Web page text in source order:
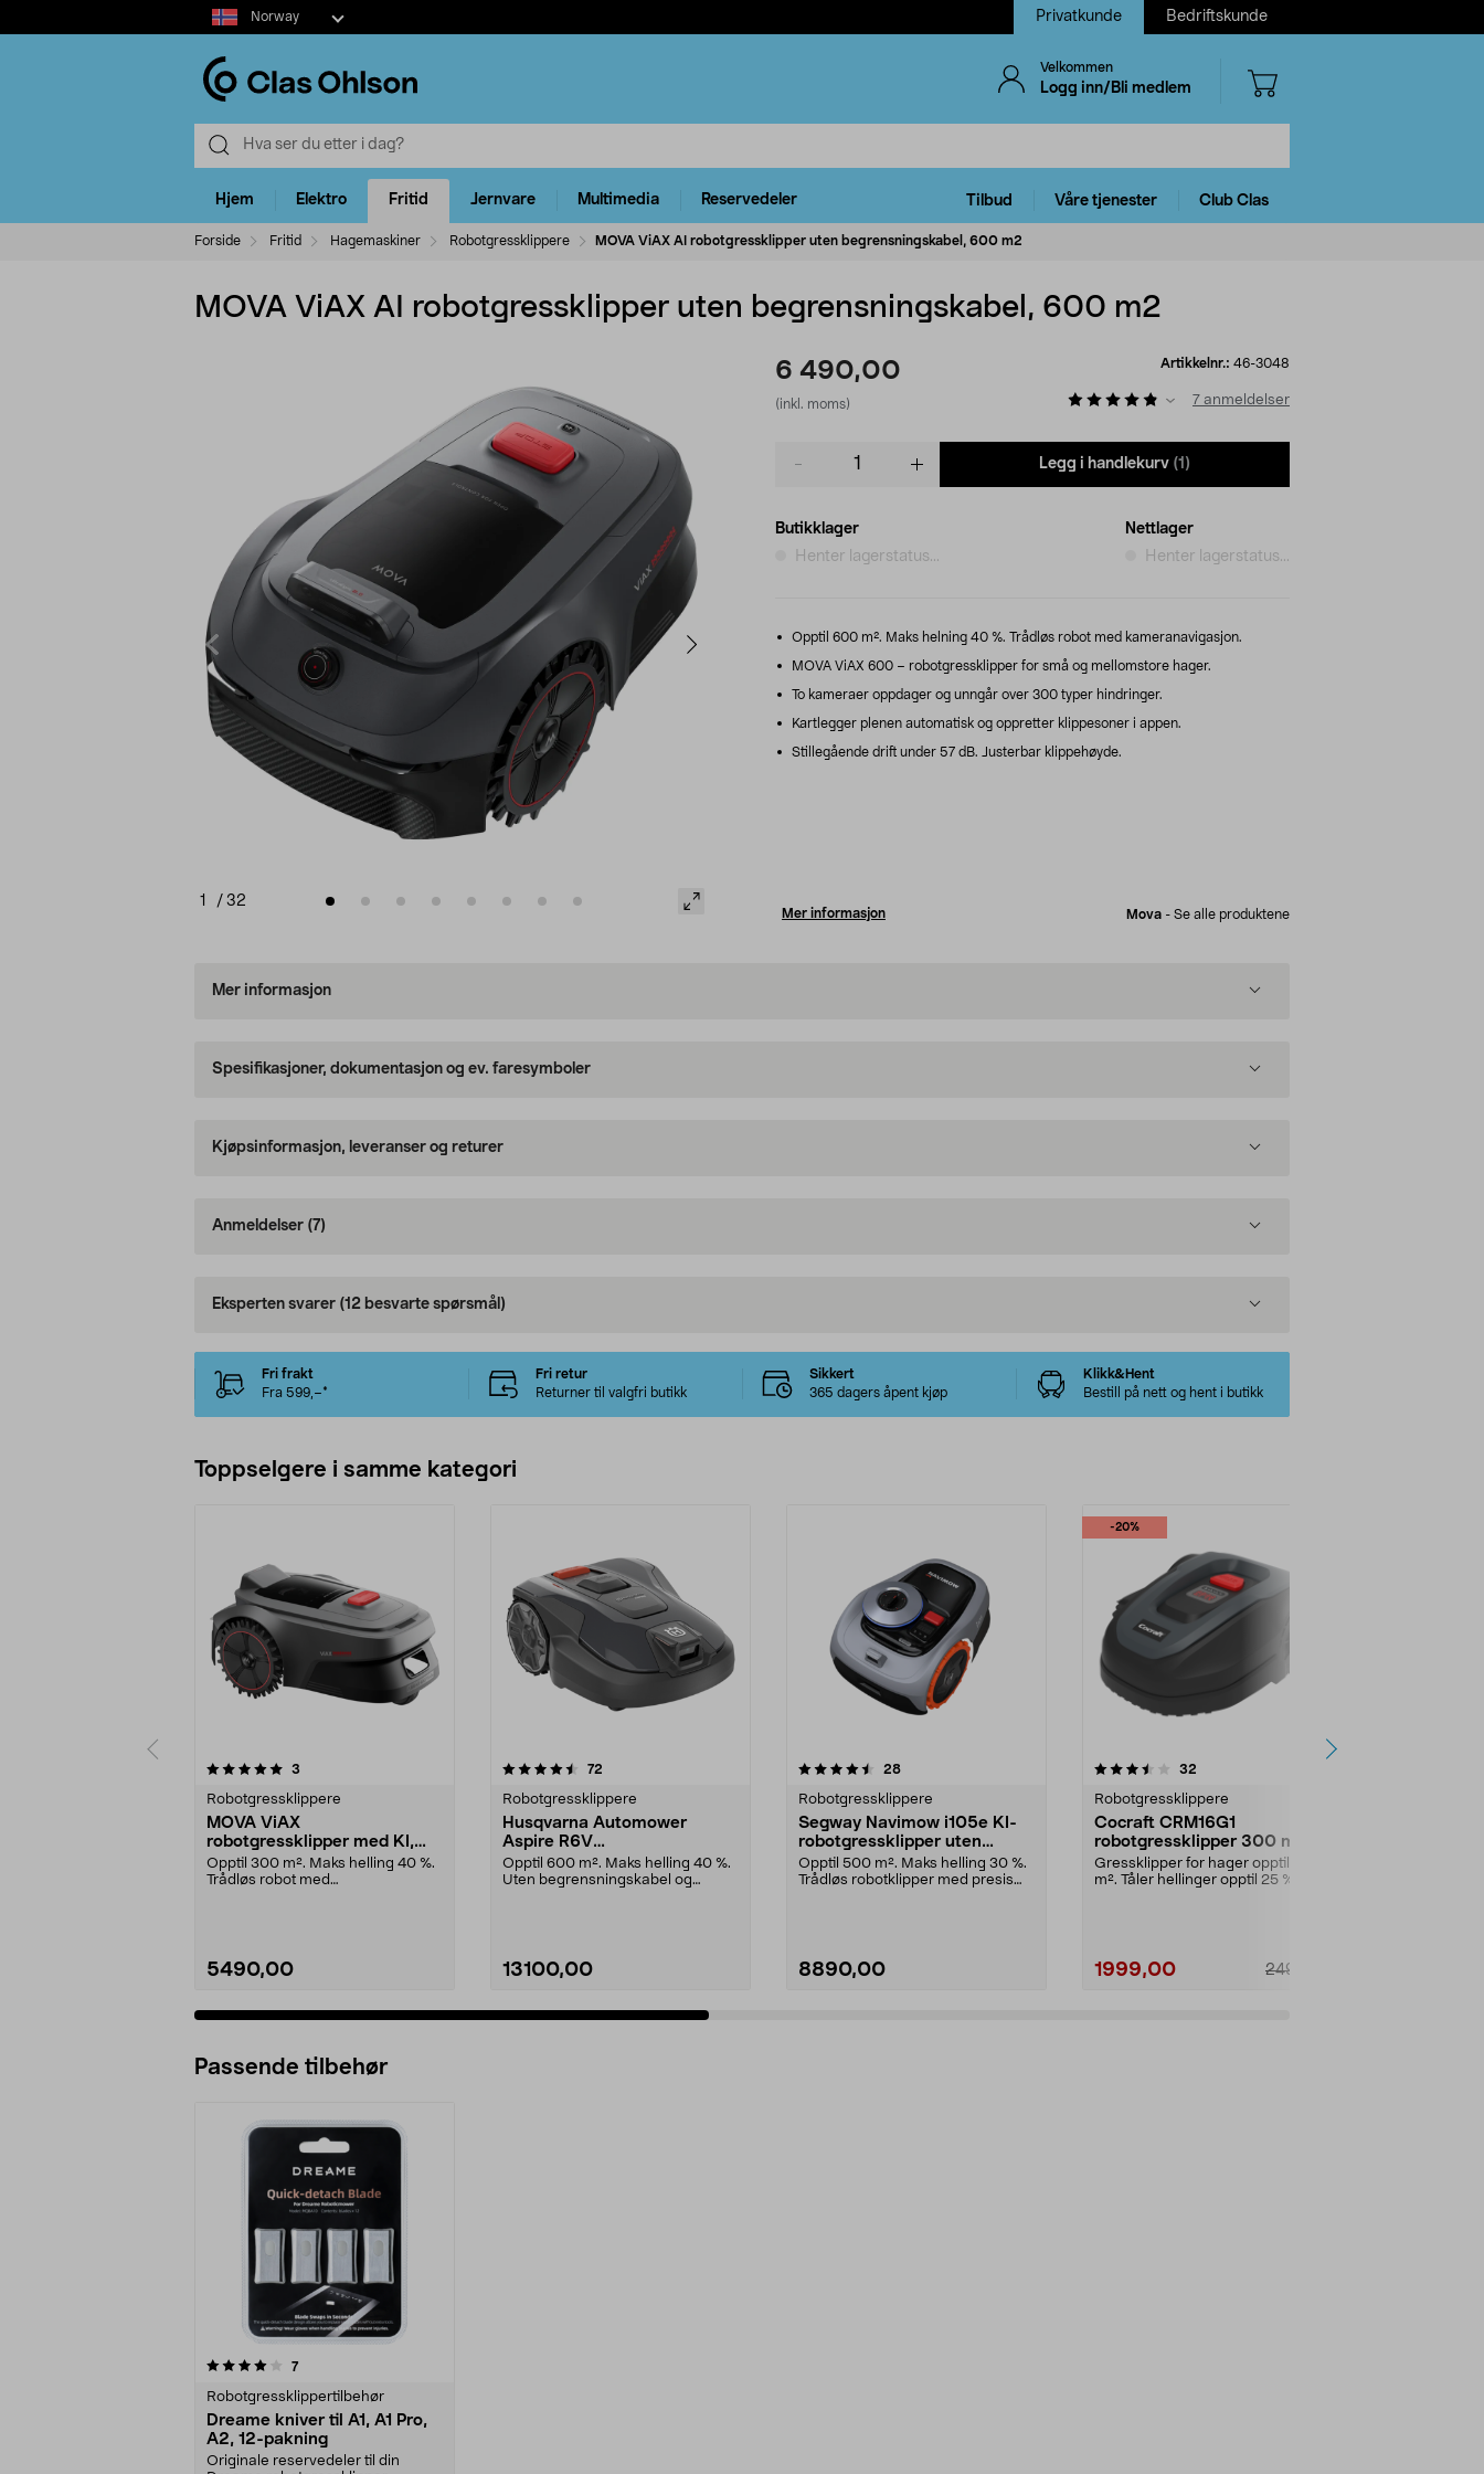
Select
market
Norway Privatkunde Bedriftskunde
Velkommen
Logg inn/Bli medlem
Hjem Elektro Fritid Jernvare Multimedia Reservedeler Tilbud Våre tjenester Club Clas
Forside Fritid Hagemaskiner Robotgressklippere MOVA ViAX AI robotgressklipper uten begrensningskabel, 600 m2
MOVA ViAX AI robotgressklipper uten begrensningskabel, 600 m2
1 / 32
6 490,00
(inkl. moms)
Artikkelnr.: 46-3048
7 anmeldelser
Legg i handlekurv (1)
Butikklager
Henter lagerstatus...
Nettlager
Henter lagerstatus...
Opptil 600 m². Maks helning 40 %. Trådløs robot med kameranavigasjon.
MOVA ViAX 600 – robotgressklipper for små og mellomstore hager.
To kameraer oppdager og unngår over 300 typer hindringer.
Kartlegger plenen automatisk og oppretter klippesoner i appen.
Stillegående drift under 57 dB. Justerbar klippehøyde.
Mer informasjon Mova - Se alle produktene
Mer informasjon
Spesifikasjoner, dokumentasjon og ev. faresymboler
Kjøpsinformasjon, leveranser og returer
Anmeldelser (7)
Eksperten svarer (12 besvarte spørsmål)
Fri frakt
Fra 599,–*
Fri retur
Returner til valgfri butikk
Sikkert
365 dagers åpent kjøp
Klikk&Hent
Bestill på nett og hent i butikk
Toppselgere i samme kategori
3
Robotgressklippere
MOVA ViAX
robotgressklipper med KI,
uten ledning, 300 m2
Opptil 300 m². Maks helling 40 %.
Trådløs robot med
5490,00
4.5 av 5 stjerner 72
Robotgressklippere
Husqvarna Automower
Aspire R6V
robotgressklipper, 600 m2
Opptil 600 m². Maks helling 40 %.
Uten begrensningskabel og
13100,00
4.5 av 5 stjerner 28anmeldelser
Robotgressklippere
Segway Navimow i105e KI-
robotgressklipper uten
ledning, 500 m2
Opptil 500 m². Maks helling 30 %.
Trådløs robotklipper med presis
8890,00
-20%
3.5 av 5 stjerner 32
Robotgressklippere
Cocraft CRM16G1
robotgressklipper 300 m²
Gressklipper for hager opptil 300
m². Tåler hellinger opptil 25 %.
1999,00 2499,00
4.0 av 5 stjerner
Passende tilbehør
7anmeldelser
Robotgressklippertilbehør
Dreame kniver til A1, A1 Pro,
A2, 12-pakning
Originale reservedeler til din